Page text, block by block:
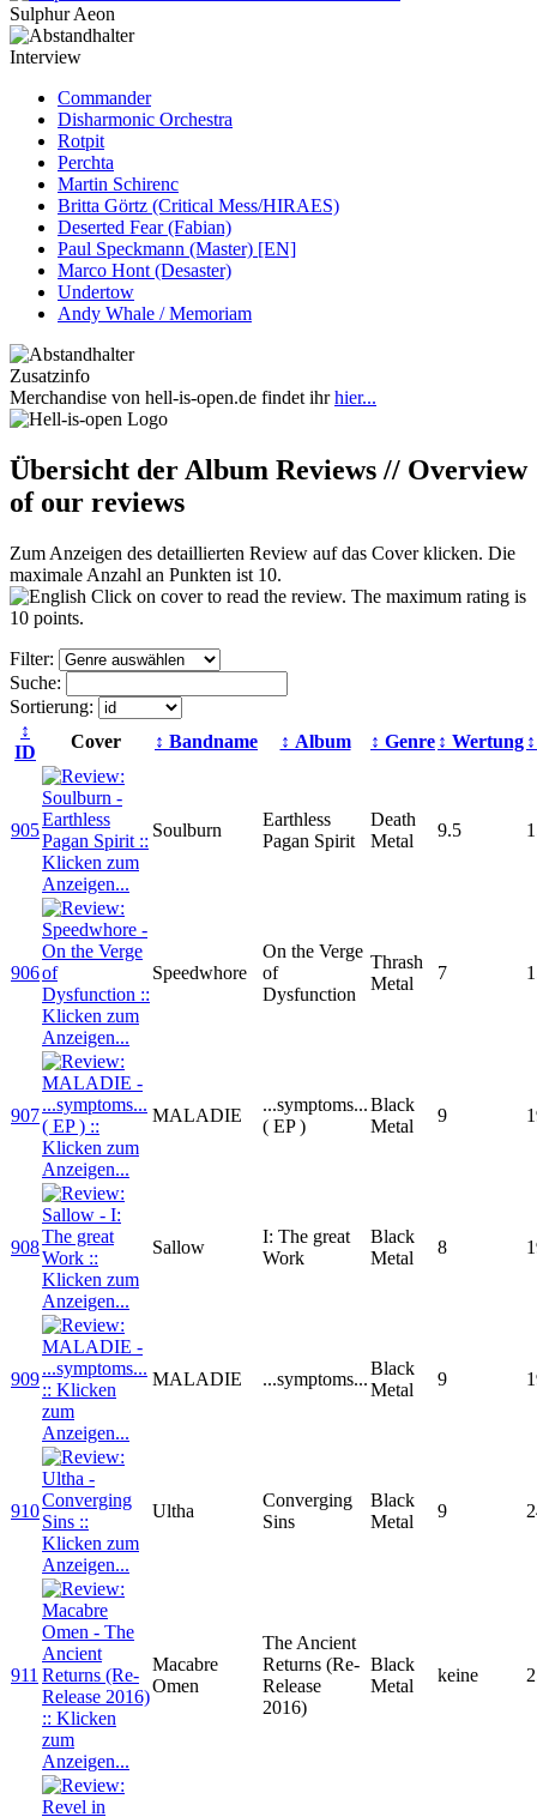
Sulphur Aeon
Interview
Commander
Disharmonic Orchestra
Rotpit
Perchta
Martin Schirenc
Britta Görtz (Critical Mess/HIRAES)
Deserted Fear (Fabian)
Paul Speckmann (Master) [EN]
Marco Hont (Desaster)
Undertow
Andy Whale / Memoriam
Zusatzinfo
Merchandise von hell-is-open.de findet ihrhier...
Übersicht der Album Reviews // Overview
of our reviews
Zum Anzeigen des detaillierten Review auf das Cover klicken. Die
maximale Anzahl an Punkten ist 10.
Click on cover to read the review. The maximum rating is
10 points.
Filter:
Suche:
Sortierung:
↕
ID
Cover ↕ Bandname ↕ Album ↕ Genre ↕ Wertung
905 Soulburn
Earthless
Pagan Spirit
Death
Metal
9.5
906 Speedwhore
On the Verge
of
Dysfunction
Thrash
Metal
7
907 MALADIE
...symptoms...
( EP )
Black
Metal
9
908 Sallow
I: The great
Work
Black
Metal
8
909 MALADIE ...symptoms...
Black
Metal
9
910 Ultha
Converging
Sins
Black
Metal
9
911
Macabre
Omen
The Ancient
Returns (Re-
Release
2016)
Black
Metal
keine